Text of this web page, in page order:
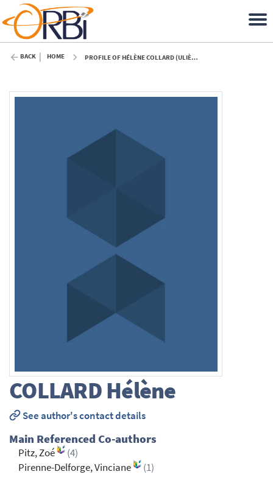
BACK HOME PROFILE OF HÉLÈNE COLLARD (ULIÈGE)
COLLARDHélène
See author's contact details
Main Referenced Co-authors
Pitz, Zoé
(4)
Pirenne-Delforge, Vinciane
(1)